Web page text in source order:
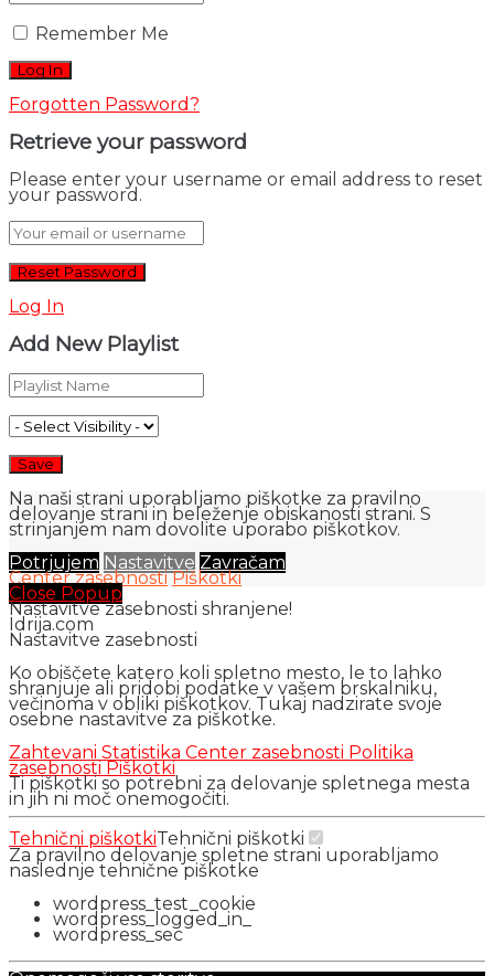
Remember Me
Forgotten Password?
Retrieve your password
Please enter your username or email address to reset
your password.
Log In
Add New Playlist
Na naši strani uporabljamo piškotke za pravilno
delovanje strani in beleženje obiskanosti strani. S
strinjanjem nam dovolite uporabo piškotkov.
Potrjujem Nastavitve Zavračam
Center zasebnosti Piškotki
Close Popup
Nastavitve zasebnosti shranjene!
Idrija.com
Nastavitve zasebnosti
Ko obiščete katero koli spletno mesto, le to lahko
shranjuje ali pridobi podatke v vašem brskalniku,
večinoma v obliki piškotkov. Tukaj nadzirate svoje
osebne nastavitve za piškotke.
Zahtevani Statistika Center zasebnosti Politika
zasebnosti Piškotki
Ti piškotki so potrebni za delovanje spletnega mesta
in jih ni moč onemogočiti.
Tehnični piškotkiTehnični piškotki
Za pravilno delovanje spletne strani uporabljamo
naslednje tehnične piškotke
wordpress_test_cookie
wordpress_logged_in_
wordpress_sec